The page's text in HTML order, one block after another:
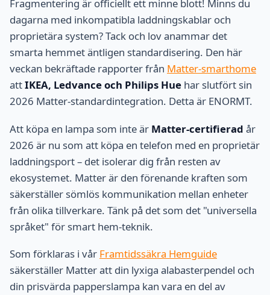
Fragmentering är officiellt ett minne blott! Minns du
dagarna med inkompatibla laddningskablar och
proprietära system? Tack och lov anammar det
smarta hemmet äntligen standardisering. Den här
veckan bekräftade rapporter från Matter-smarthome
attIKEA, Ledvance och Philips Hue har slutfört sin
2026 Matter-standardintegration. Detta är ENORMT.
Att köpa en lampa som inte är Matter-certifierad år
2026 är nu som att köpa en telefon med en proprietär
laddningsport – det isolerar dig från resten av
ekosystemet. Matter är den förenande kraften som
säkerställer sömlös kommunikation mellan enheter
från olika tillverkare. Tänk på det som det "universella
språket" för smart hem-teknik.
Som förklaras i vår Framtidssäkra Hemguide
säkerställer Matter att din lyxiga alabasterpendel och
din prisvärda papperslampa kan vara en del av